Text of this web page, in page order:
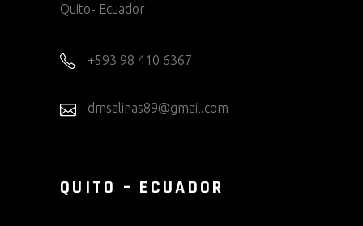
Quito- Ecuador
+593 98 410 6367
dmsalinas89@gmail.com
QUITO – ECUADOR